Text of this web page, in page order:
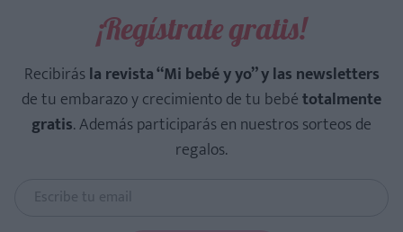
¡Regístrate gratis!
Recibirásla revista “Mi bebé y yo” y las newsletters
de tu embarazo y crecimiento de tu bebétotalmente
gratis. Además participarás en nuestros sorteos de
regalos.